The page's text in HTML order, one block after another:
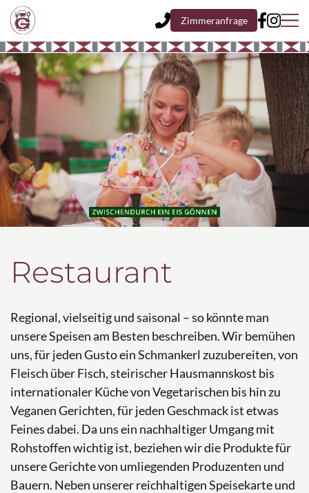
Zimmeranfrage
Restaurant
Regional, vielseitig und saisonal – so könnte man
unsere Speisen am Besten beschreiben. Wir bemühen
uns, für jeden Gusto ein Schmankerl zuzubereiten, von
Fleisch über Fisch, steirischer Hausmannskost bis
internationaler Küche von Vegetarischen bis hin zu
Veganen Gerichten, für jeden Geschmack ist etwas
Feines dabei. Da uns ein nachhaltiger Umgang mit
Rohstoffen wichtig ist, beziehen wir die Produkte für
unsere Gerichte von umliegenden Produzenten und
Bauern. Neben unserer reichhaltigen Speisekarte und